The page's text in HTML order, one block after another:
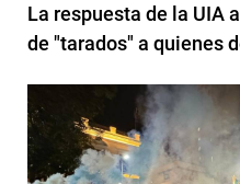
La respuesta de la UIA
de "tarados" a quienes